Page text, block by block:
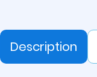
Description